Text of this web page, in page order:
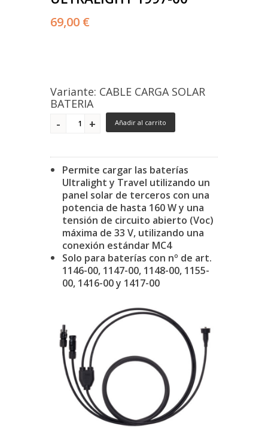
69,00 €
Variante: CABLE CARGA SOLAR
BATERIA
Añadir al carrito
Permite cargar las baterías
Ultralight y Travel utilizando un
panel solar de terceros con una
potencia de hasta 160 W y una
tensión de circuito abierto (Voc)
máxima de 33 V, utilizando una
conexión estándar MC4
Solo para baterías con nº de art.
1146-00, 1147-00, 1148-00, 1155-
00, 1416-00 y 1417-00